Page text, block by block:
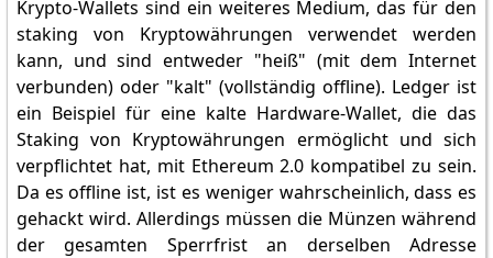
Krypto-Wallets sind ein weiteres Medium, das für den
staking von Kryptowährungen verwendet werden
kann, und sind entweder "heiß" (mit dem Internet
verbunden) oder "kalt" (vollständig offline). Ledger ist
ein Beispiel für eine kalte Hardware-Wallet, die das
Staking von Kryptowährungen ermöglicht und sich
verpflichtet hat, mit Ethereum 2.0 kompatibel zu sein.
Da es offline ist, ist es weniger wahrscheinlich, dass es
gehackt wird. Allerdings müssen die Münzen während
der gesamten Sperrfrist an derselben Adresse